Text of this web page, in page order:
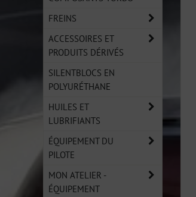
FREINS
ACCESSOIRES ET
PRODUITS DÉRIVÉS
SILENTBLOCS EN
POLYURÉTHANE
HUILES ET
LUBRIFIANTS
ÉQUIPEMENT DU
PILOTE
MON ATELIER -
ÉQUIPEMENT